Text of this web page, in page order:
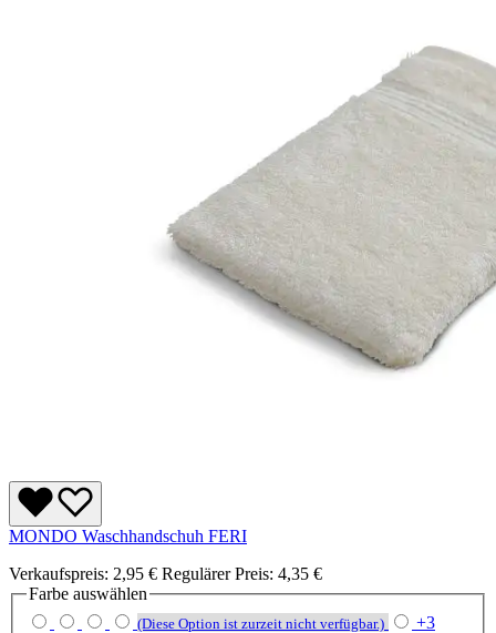
MONDO Waschhandschuh FERI
Verkaufspreis: 2,95 € Regulärer Preis: 4,35 €
Farbe auswählen
(Diese Option ist zurzeit nicht verfügbar.) +3